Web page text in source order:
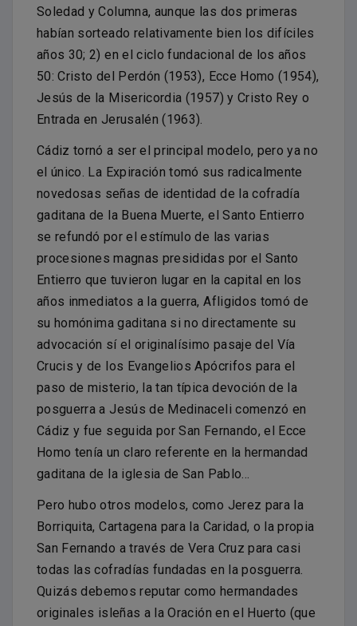
Soledad y Columna, aunque las dos primeras
habían sorteado relativamente bien los difíciles
años 30; 2) en el ciclo fundacional de los años
50: Cristo del Perdón (1953), Ecce Homo (1954),
Jesús de la Misericordia (1957) y Cristo Rey o
Entrada en Jerusalén (1963).
Cádiz tornó a ser el principal modelo, pero ya no
el único. La Expiración tomó sus radicalmente
novedosas señas de identidad de la cofradía
gaditana de la Buena Muerte, el Santo Entierro
se refundó por el estímulo de las varias
procesiones magnas presididas por el Santo
Entierro que tuvieron lugar en la capital en los
años inmediatos a la guerra, Afligidos tomó de
su homónima gaditana si no directamente su
advocación sí el originalísimo pasaje del Vía
Crucis y de los Evangelios Apócrifos para el
paso de misterio, la tan típica devoción de la
posguerra a Jesús de Medinaceli comenzó en
Cádiz y fue seguida por San Fernando, el Ecce
Homo tenía un claro referente en la hermandad
gaditana de la iglesia de San Pablo…
Pero hubo otros modelos, como Jerez para la
Borriquita, Cartagena para la Caridad, o la propia
San Fernando a través de Vera Cruz para casi
todas las cofradías fundadas en la posguerra.
Quizás debemos reputar como hermandades
originales isleñas a la Oración en el Huerto (que